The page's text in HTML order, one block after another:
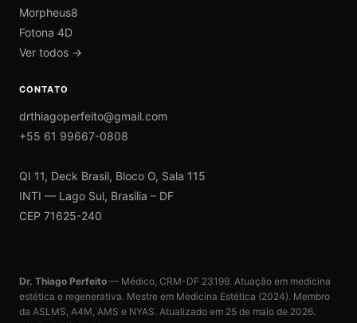
Morpheus8
Fotona 4D
Ver todos →
CONTATO
drthiagoperfeito@gmail.com
+55 61 99667-0808
QI 11, Deck Brasil, Bloco O, Sala 115
INTI — Lago Sul, Brasília – DF
CEP 71625-240
Dr. Thiago Perfeito — Médico, CRM-DF 23199. Atuação em medicina
estética e regenerativa. Mestre em Medicina Estética (2024). Membro
da ASLMS, A4M, AMS e NYAS. Atualizado em 25 de maio de 2026.